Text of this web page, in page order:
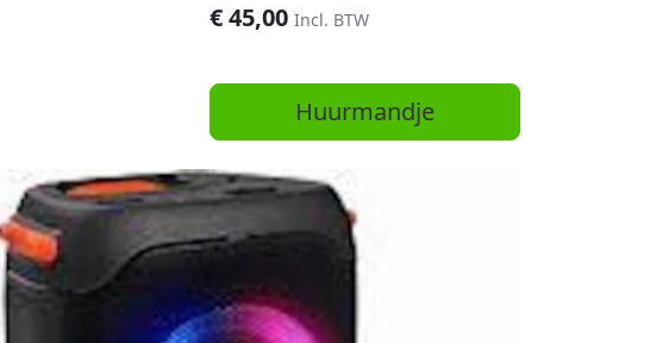
€45,00 Incl. BTW
Huurmandje